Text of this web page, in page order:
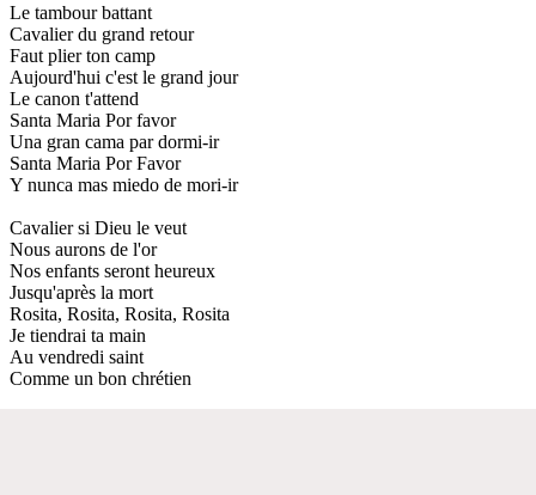
Le tambour battant
Cavalier du grand retour
Faut plier ton camp
Aujourd'hui c'est le grand jour
Le canon t'attend
Santa Maria Por favor
Una gran cama par dormi-ir
Santa Maria Por Favor
Y nunca mas miedo de mori-ir
Cavalier si Dieu le veut
Nous aurons de l'or
Nos enfants seront heureux
Jusqu'après la mort
Rosita, Rosita, Rosita, Rosita
Je tiendrai ta main
Au vendredi saint
Comme un bon chrétien